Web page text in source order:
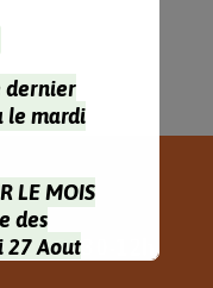
11h30-12h
dernier
le mardi
LE MOIS
des
27 Aout
paniers